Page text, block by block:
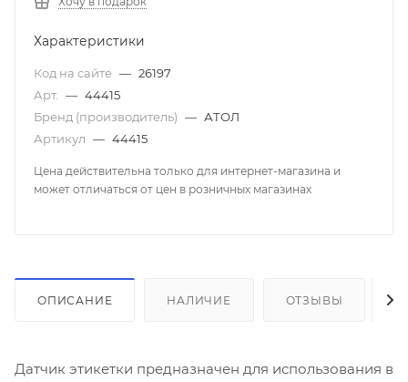
Характеристики
Код на сайте — 26197
Арт. — 44415
Бренд (производитель) — АТОЛ
Артикул — 44415
Цена действительна только для интернет-магазина и
может отличаться от цен в розничных магазинах
ОПИСАНИЕ НАЛИЧИЕ ОТЗЫВЫ
Датчик этикетки предназначен для использования в